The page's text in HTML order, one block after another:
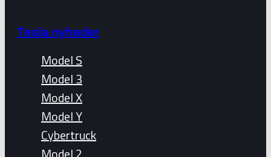
Tesla nyheder
Model S
Model 3
Model X
Model Y
Cybertruck